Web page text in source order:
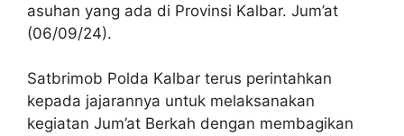
asuhan yang ada di Provinsi Kalbar. Jum’at
(06/09/24).
Satbrimob Polda Kalbar terus perintahkan
kepada jajarannya untuk melaksanakan
kegiatan Jum’at Berkah dengan membagikan